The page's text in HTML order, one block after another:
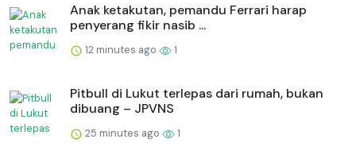
Anak ketakutan, pemandu Ferrari harap
penyerang fikir nasib ...
12 minutes ago 1
Pitbull di Lukut terlepas dari rumah, bukan
dibuang – JPVNS
25 minutes ago 1